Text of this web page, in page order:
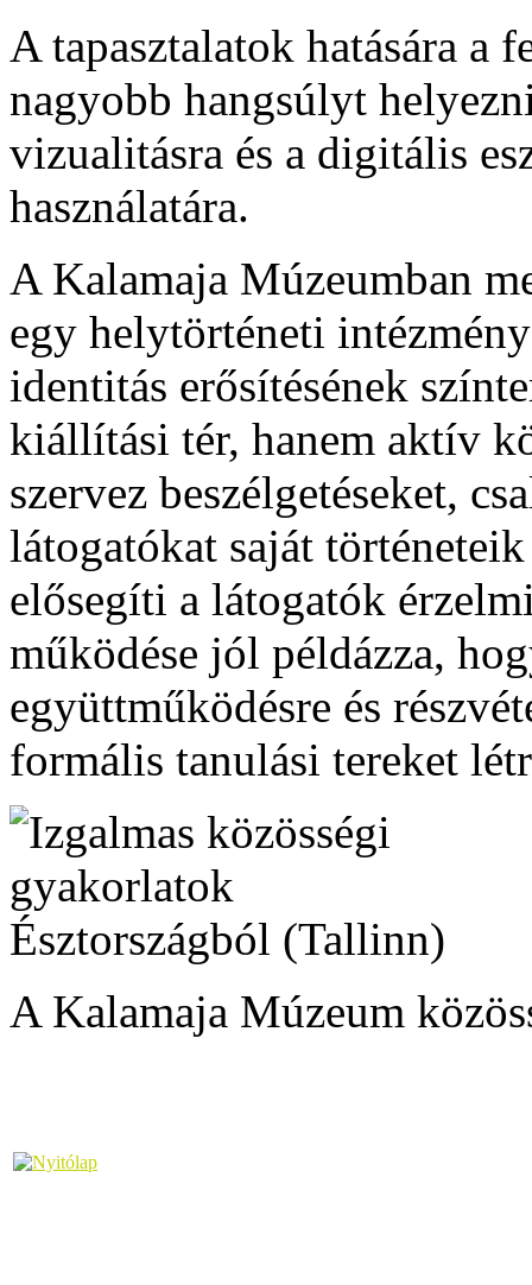
A tapasztalatok hatására a
nagyobb hangsúlyt
vizualitásra és a digitális
használatára.
A Kalamaja Múzeumban
egy helytörténeti
identitás erősítésének
kiállítási tér, hanem aktív
szervez beszélgetéseket,
látogatókat saját
elősegíti a látogatók
működése jól példázza,
együttműködésre és
formális tanulási tereket
A Kalamaja Múzeum